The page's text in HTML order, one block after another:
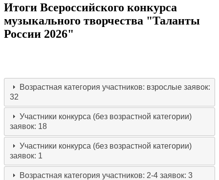
Итоги Всероссийского конкурса
музыкального творчества "Таланты
России 2026"
Возрастная категория участников: взрослыезаявок:
32
Участники конкурса (без возрастной категории)
заявок: 18
Участники конкурса (без возрастной категории)
заявок: 1
Возрастная категория участников: 2-4заявок: 3